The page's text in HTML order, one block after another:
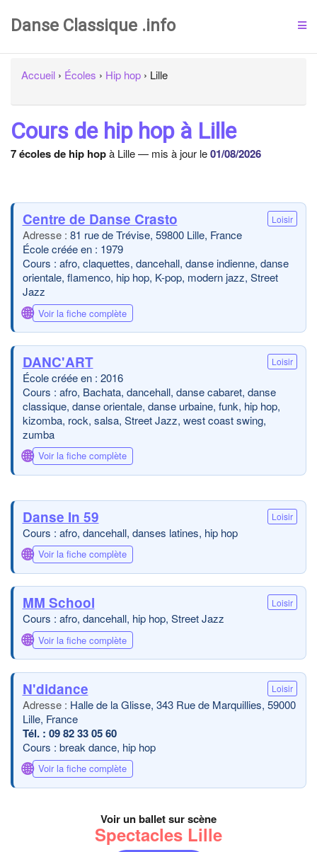
Danse Classique .info
Accueil › Écoles › Hip hop › Lille
Cours de hip hop à Lille
7 écoles de hip hopà Lille — mis à jour le01/08/2026
Centre de Danse Crasto Loisir
81 rue de Trévise, 59800 Lille, France
École créée en : 1979
Cours : afro, claquettes, dancehall, danse indienne, danse
orientale, flamenco, hip hop, K-pop, modern jazz, Street
Jazz
🌐 Voir la fiche complète
DANC'ART Loisir
École créée en : 2016
Cours : afro, Bachata, dancehall, danse cabaret, danse
classique, danse orientale, danse urbaine, funk, hip hop,
kizomba, rock, salsa, Street Jazz, west coast swing,
zumba
🌐 Voir la fiche complète
Danse In 59 Loisir
Cours : afro, dancehall, danses latines, hip hop
🌐 Voir la fiche complète
MM School Loisir
Cours : afro, dancehall, hip hop, Street Jazz
🌐 Voir la fiche complète
N'didance Loisir
Halle de la Glisse, 343 Rue de Marquillies, 59000
Lille, France
09 82 33 05 60
Cours : break dance, hip hop
🌐 Voir la fiche complète
Voir un ballet sur scène
Spectacles Lille